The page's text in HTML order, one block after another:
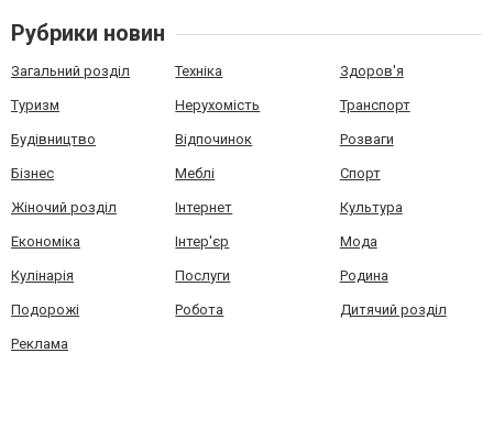
Рубрики новин
Загальний розділ Техніка Здоров'я
Туризм Нерухомість Транспорт
Будівництво Відпочинок Розваги
Бізнес Меблі Спорт
Жіночий розділ Інтернет Культура
Економіка Інтер'єр Мода
Кулінарія Послуги Родина
Подорожі Робота Дитячий розділ
Реклама